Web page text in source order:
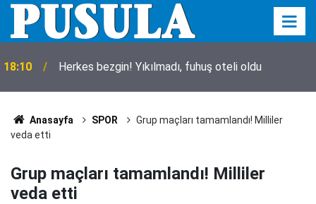
18:10 Herkes bezgin! Yıkılmadı, fuhuş oteli oldu
Anasayfa SPOR
Grup maçları tamamlandı! Milliler
veda etti
Grup maçları tamamlandı! Milliler
veda etti